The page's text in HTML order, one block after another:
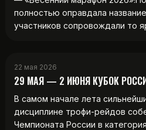
полностью оправдала
участников сопровождали то
22 мая 2026
29 МАЯ — 2 ИЮНЯ КУБОК
В самом начале лета
дисциплине трофи-рейдов
Чемпионата России в